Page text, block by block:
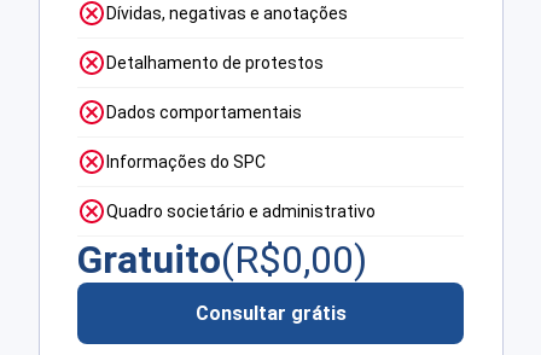
Dívidas, negativas e anotações
Detalhamento de protestos
Dados comportamentais
Informações do SPC
Quadro societário e administrativo
Gratuito(R$0,00)
Consultar grátis